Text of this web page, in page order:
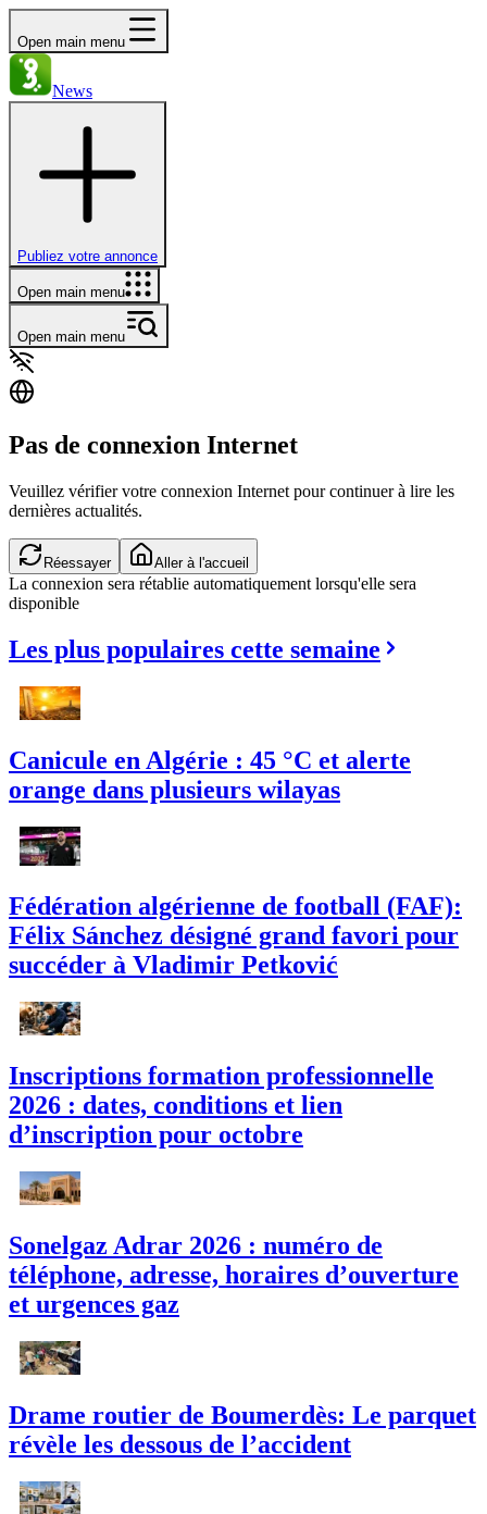
Open main menu
News
Publiez votre annonce
Open main menu
Open main menu
Pas de connexion Internet
Veuillez vérifier votre connexion Internet pour continuer à lire les
dernières actualités.
Réessayer Aller à l'accueil
La connexion sera rétablie automatiquement lorsqu'elle sera
disponible
Les plus populaires cette semaine
Canicule en Algérie : 45 °C et alerte
orange dans plusieurs wilayas
Fédération algérienne de football (FAF):
Félix Sánchez désigné grand favori pour
succéder à Vladimir Petković
Inscriptions formation professionnelle
2026 : dates, conditions et lien
d’inscription pour octobre
Sonelgaz Adrar 2026 : numéro de
téléphone, adresse, horaires d’ouverture
et urgences gaz
Drame routier de Boumerdès: Le parquet
révèle les dessous de l’accident